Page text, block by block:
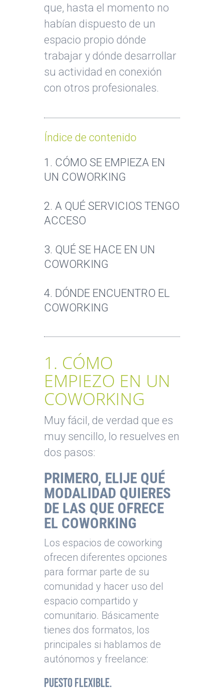
que, hasta el momento no
habían dispuesto de un
espacio propio dónde
trabajar y dónde desarrollar
su actividad en conexión
con otros profesionales.
Índice de contenido
1. CÓMO SE EMPIEZA EN
UN COWORKING
2. A QUÉ SERVICIOS TENGO
ACCESO
3. QUÉ SE HACE EN UN
COWORKING
4. DÓNDE ENCUENTRO EL
COWORKING
1. CÓMO
EMPIEZO EN UN
COWORKING
Muy fácil, de verdad que es
muy sencillo, lo resuelves en
dos pasos:
PRIMERO, ELIJE QUÉ
MODALIDAD QUIERES
DE LAS QUE OFRECE
EL COWORKING
Los espacios de coworking
ofrecen diferentes opciones
para formar parte de su
comunidad y hacer uso del
espacio compartido y
comunitario. Básicamente
tienes dos formatos, los
principales si hablamos de
autónomos y freelance:
Puesto Flexible.